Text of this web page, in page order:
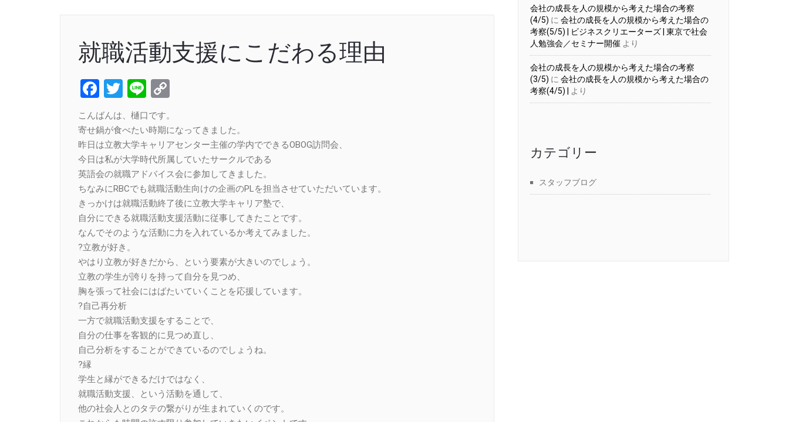
就職活動支援にこだわる理由
Facebook
Twitter
Line
こんばんは、樋口です。
寄せ鍋が食べたい時期になってきました。
昨日は立教大学キャリアセンター主催の学内でできるOBOG訪問会、
今日は私が大学時代所属していたサークルである
英語会の就職アドバイス会に参加してきました。
ちなみにRBCでも就職活動生向けの企画のPLを担当させていただいています。
きっかけは就職活動終了後に立教大学キャリア塾で、
自分にできる就職活動支援活動に従事してきたことです。
なんでそのような活動に力を入れているか考えてみました。
?立教が好き。
やはり立教が好きだから、という要素が大きいのでしょう。
立教の学生が誇りを持って自分を見つめ、
胸を張って社会にはばたいていくことを応援しています。
?自己再分析
一方で就職活動支援をすることで、
自分の仕事を客観的に見つめ直し、
自己分析をすることができているのでしょうね。
?縁
学生と縁ができるだけではなく、
就職活動支援、という活動を通して、
他の社会人とのタテの繋がりが生まれていくのです。
会社の成長を人の規模から考えた場合の考察
(4/5) に 会社の成長を人の規模から考えた場合の
考察(5/5) | ビジネスクリエーターズ | 東京で社会
人勉強会／セミナー開催 より
会社の成長を人の規模から考えた場合の考察
(3/5) に 会社の成長を人の規模から考えた場合の
考察(4/5) |
より
カテゴリー
スタッフブログ